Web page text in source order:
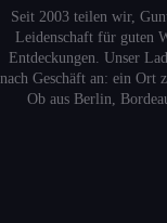
Seit 2003 teilen wir,
Leidenschaft für guten
Entdeckungen. Unser
nach Geschäft an: ein Ort
Ob aus Berlin,